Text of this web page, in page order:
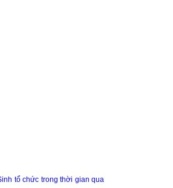
tổ chức trong thời gian qua